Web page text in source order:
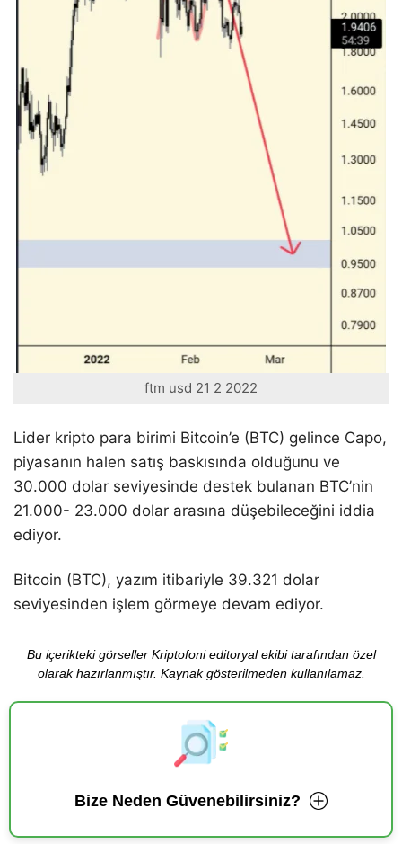
ftm usd 21 2 2022
Lider kripto para birimi Bitcoin’e (BTC) gelince Capo,
piyasanın halen satış baskısında olduğunu ve
30.000 dolar seviyesinde destek bulanan BTC’nin
21.000- 23.000 dolar arasına düşebileceğini iddia
ediyor.
Bitcoin (BTC), yazım itibariyle 39.321 dolar
seviyesinden işlem görmeye devam ediyor.
Bu içerikteki görseller Kriptofoni editoryal ekibi tarafından özel
olarak hazırlanmıştır. Kaynak gösterilmeden kullanılamaz.
Bize Neden Güvenebilirsiniz?